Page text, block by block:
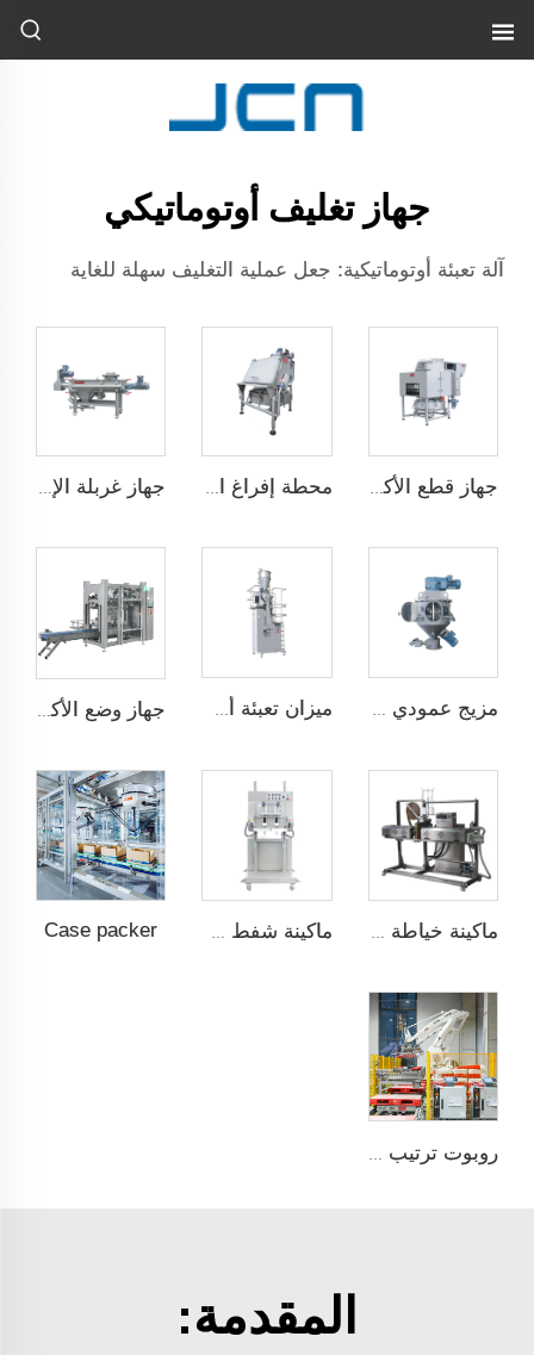
جهاز تغليف أوتوماتيكي
آلة تعبئة أوتوماتيكية: جعل عملية التغليف سهلة للغاية
جهاز قطع الأكياس تلقائيًا محطة إفراغ الأكياس جهاز غربلة الإعصار
جهاز وضع الأكياس تلقائيًا JCN-G1-1A
Case packer
روبوت ترتيب على托盘
المقدمة: